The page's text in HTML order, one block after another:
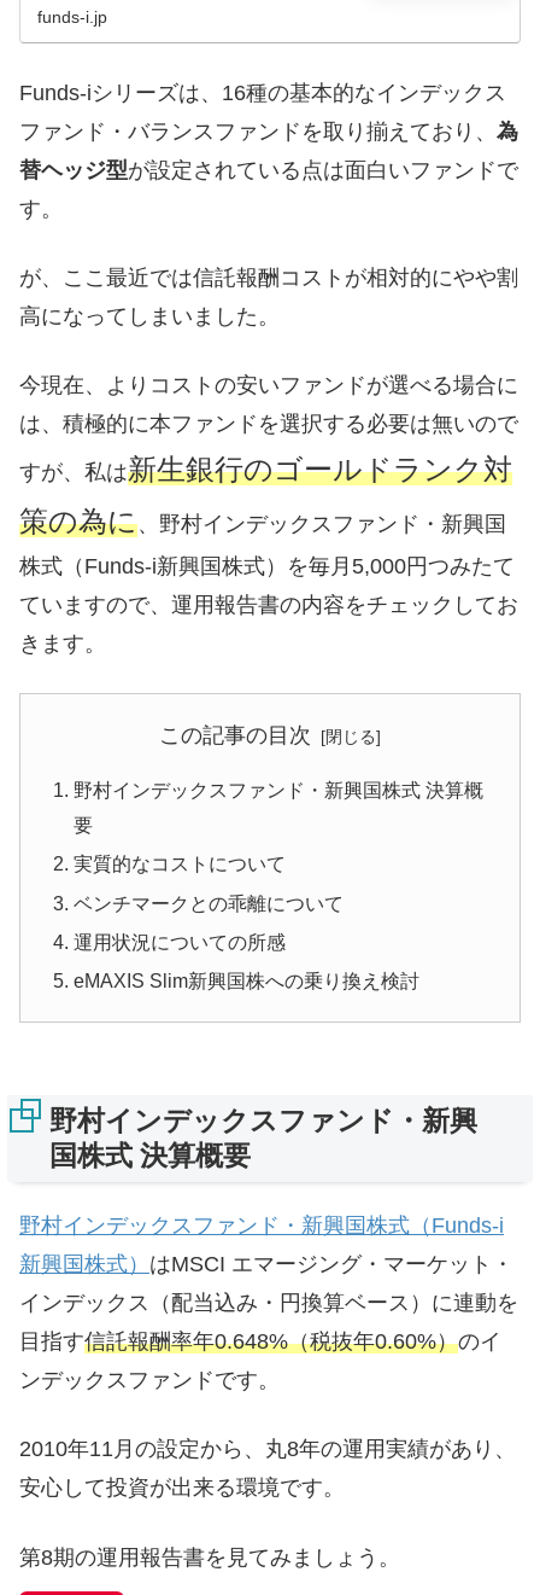
funds-i.jp
Funds-iシリーズは、16種の基本的なインデックス
ファンド・バランスファンドを取り揃えており、 為
替ヘッジ型が設定されている点は面白いファンドで
す。
が、ここ最近では信託報酬コストが相対的にやや割
高になってしまいました。
今現在、よりコストの安いファンドが選べる場合に
は、積極的に本ファンドを選択する必要は無いので
すが、私は新生銀行のゴールドランク対
策の為に、野村インデックスファンド・新興国
株式（Funds-i新興国株式）を毎月5,000円つみたて
ていますので、運用報告書の内容をチェックしてお
きます。
この記事の目次
野村インデックスファンド・新興国株式 決算概
要
実質的なコストについて
ベンチマークとの乖離について
運用状況についての所感
eMAXIS Slim新興国株への乗り換え検討
野村インデックスファンド・新興
国株式 決算概要
野村インデックスファンド・新興国株式（Funds-i
新興国株式） はMSCI エマージング・マーケット・
インデックス（配当込み・円換算ベース）に連動を
目指す信託報酬率年0.648%（税抜年0.60%）のイ
ンデックスファンドです。
2010年11月の設定から、丸8年の運用実績があり、
安心して投資が出来る環境です。
第8期の運用報告書を見てみましょう。